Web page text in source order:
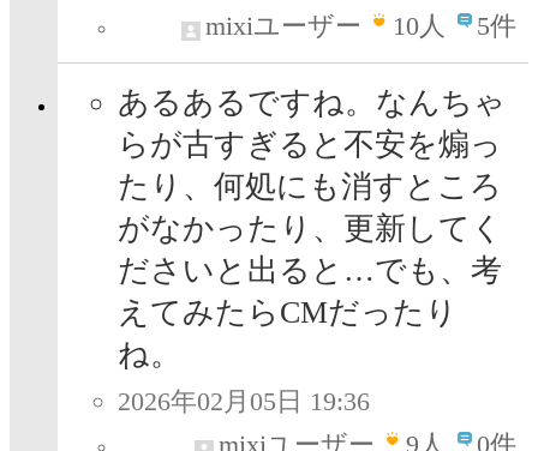
mixiユーザー
10人 5件
あるあるですね。なんちゃ
らが古すぎると不安を煽っ
たり、何処にも消すところ
がなかったり、更新してく
ださいと出ると…でも、考
えてみたらCMだったり
ね。
2026年02月05日 19:36
mixiユーザー
9 人 0件